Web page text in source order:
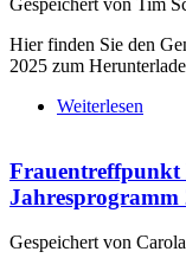
Hier finden Sie den
2025 zum
Weiterlesen
Frauentreffpunkt
Jahresprogramm
Gespeichert von